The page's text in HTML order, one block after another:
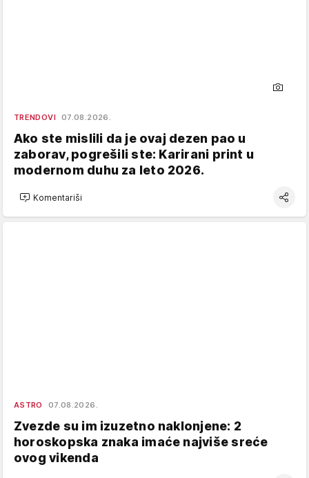
TRENDOVI 07.08.2026.
Ako ste mislili da je ovaj dezen pao u
zaborav, pogrešili ste: Karirani print u
modernom duhu za leto 2026.
Komentariši
ASTRO 07.08.2026.
Zvezde su im izuzetno naklonjene: 2
horoskopska znaka imaće najviše sreće
ovog vikenda